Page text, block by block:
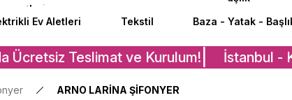
Ev Aletleri Tekstil Baza - Yatak -
Teslimat ve Kurulum! İstanbul -
ARNO LARİNA ŞİFONYER